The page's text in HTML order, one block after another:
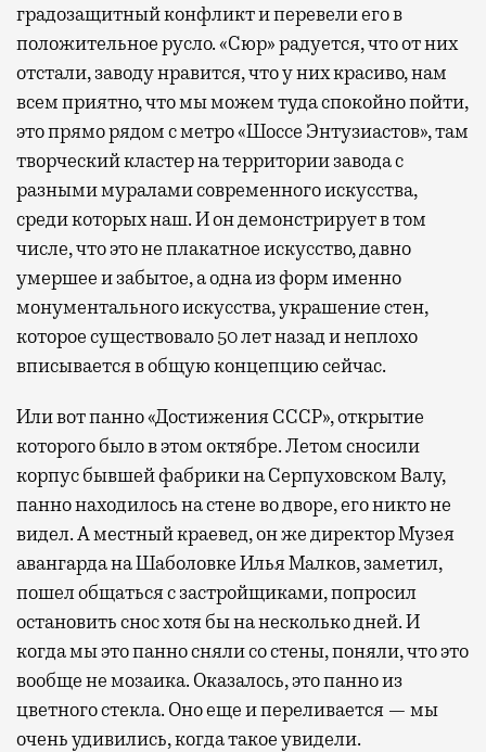
градозащитный конфликт и перевели его в
положительное русло. «Сюр» радуется, что от них
отстали, заводу нравится, что у них красиво, нам
всем приятно, что мы можем туда спокойно пойти,
это прямо рядом с метро «Шоссе Энтузиастов», там
творческий кластер на территории завода с
разными муралами современного искусства,
среди которых наш. И он демонстрирует в том
числе, что это не плакатное искусство, давно
умершее и забытое, а одна из форм именно
монументального искусства, украшение стен,
которое существовало 50 лет назад и неплохо
вписывается в общую концепцию сейчас.
Или вот панно «Достижения СССР», открытие
которого было в этом октябре. Летом сносили
корпус бывшей фабрики на Серпуховском Валу,
панно находилось на стене во дворе, его никто не
видел. А местный краевед, он же директор Музея
авангарда на Шаболовке Илья Малков, заметил,
пошел общаться с застройщиками, попросил
остановить снос хотя бы на несколько дней. И
когда мы это панно сняли со стены, поняли, что это
вообще не мозаика. Оказалось, это панно из
цветного стекла. Оно еще и переливается — мы
очень удивились, когда такое увидели.